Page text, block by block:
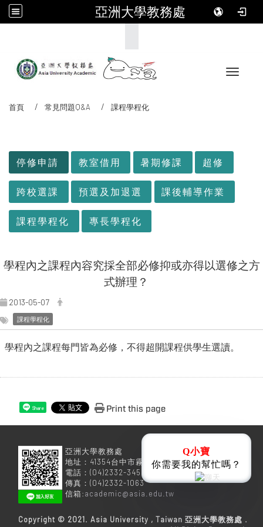
亞洲大學教務處
Toggle
首頁 常見問題Q&A 課程學程化
停修申請 教室借用 暑期修課 超修
跨校選課 預選及加退選 課後輔導作業
課程學程化 專長學程化
學程內之課程內容究採全部必修抑或亦得以選修之方
式辦理？
2013-05-07
課程學程化
學程內之課程每門皆為必修，不得超開課程供學生選讀。
Share Print this page
亞洲大學教務處
地址：41354台中市霧峰區柳豐路500號
電話：(04)2332-3456
傳真：(04)2332-1063
信箱:academic@asia.edu.tw
Copyright © 2021. Asia University , Taiwan 亞洲大學教務處 .
Q小寶
你需要我的幫忙嗎？